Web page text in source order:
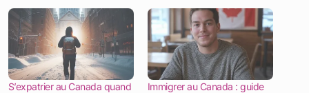
S’expatrier au Canada quand
Immigrer au Canada : guide